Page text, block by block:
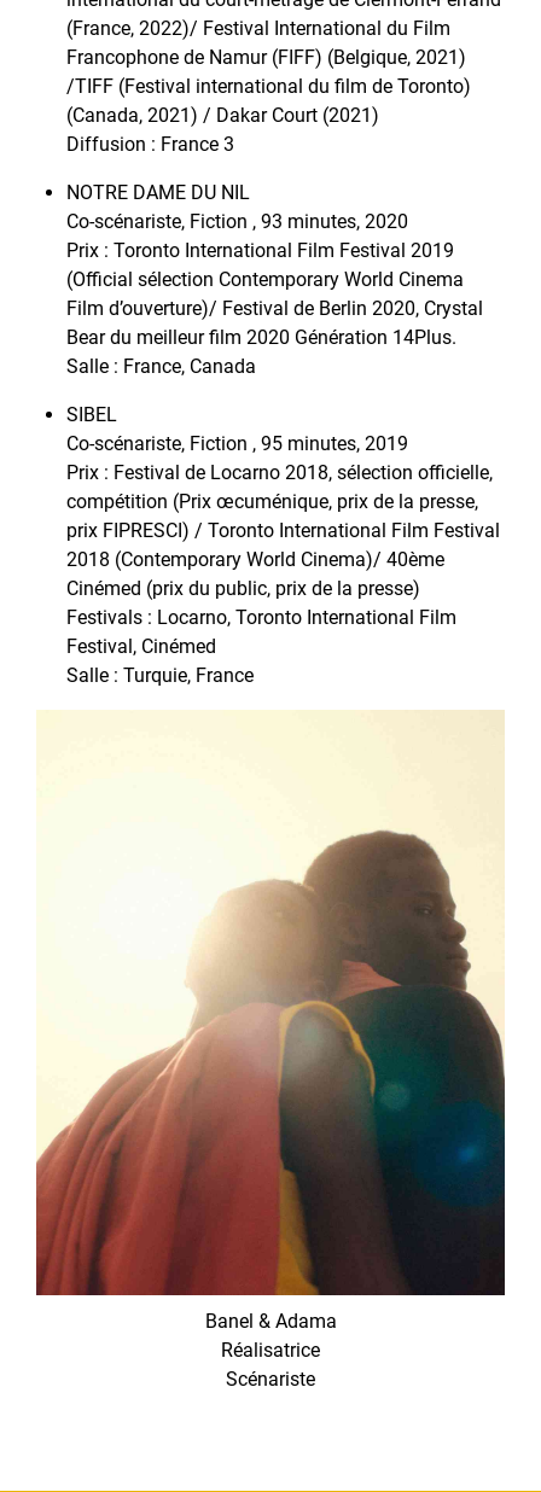
(France, 2022)/ Festival International du Film
Francophone de Namur (FIFF) (Belgique, 2021)
/TIFF (Festival international du film de Toronto)
(Canada, 2021) / Dakar Court (2021)
Diffusion : France 3
NOTRE DAME DU NIL
Co-scénariste, Fiction , 93 minutes, 2020
Prix : Toronto International Film Festival 2019
(Official sélection Contemporary World Cinema
Film d’ouverture)/ Festival de Berlin 2020, Crystal
Bear du meilleur film 2020 Génération 14Plus.
Salle : France, Canada
SIBEL
Co-scénariste, Fiction , 95 minutes, 2019
Prix : Festival de Locarno 2018, sélection officielle,
compétition (Prix œcuménique, prix de la presse,
prix FIPRESCI) / Toronto International Film Festival
2018 (Contemporary World Cinema)/ 40ème
Cinémed (prix du public, prix de la presse)
Festivals : Locarno, Toronto International Film
Festival, Cinémed
Salle : Turquie, France
Banel & Adama
Réalisatrice
Scénariste